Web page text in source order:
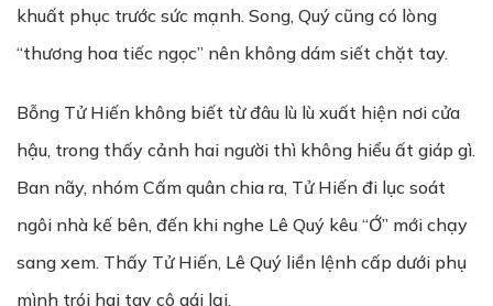
khuất phục trước sức mạnh. Song, Quý cũng có lòng
“thương hoa tiếc ngọc” nên không dám siết chặt tay.
Bỗng Tử Hiến không biết từ đâu lù lù xuất hiện nơi cửa
hậu, trong thấy cảnh hai người thì không hiểu ất giáp gì.
Ban nãy, nhóm Cấm quân chia ra, Tử Hiến đi lục soát
ngôi nhà kế bên, đến khi nghe Lê Quý kêu “Ớ” mới chạy
sang xem. Thấy Tử Hiến, Lê Quý liền lệnh cấp dưới phụ
mình trói hai tay cô gái lại.